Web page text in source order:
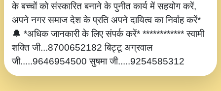
के बच्चों को संस्कारित बनाने के पुनीत कार्य में सहयोग करें,
अपने नगर समाज देश के प्रति अपने दायित्व का निर्वाह करें*
🔔 *अधिक जानकारी के लिए संपर्क करें* ************ स्वामी
शक्ति जी...8700652182 बिट्टू अग्रवाल
जी.....9646954500 सुषमा जी.....9254585312